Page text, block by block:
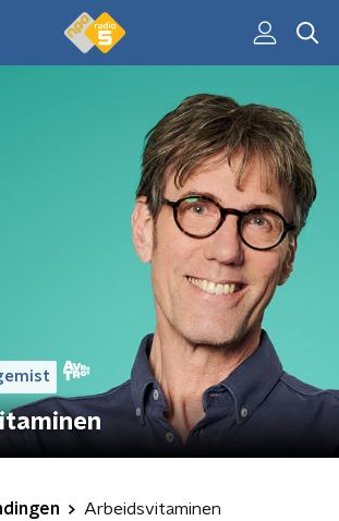
Arbeidsvitaminen